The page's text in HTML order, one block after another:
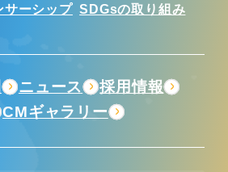
サーシップ SDGsの取り組み
ニュース
採用情報
CMギャラリー